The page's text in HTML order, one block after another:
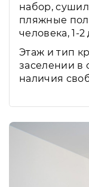
набор,
пляжные
человека, 1-
Этаж и тип
заселении в
наличия